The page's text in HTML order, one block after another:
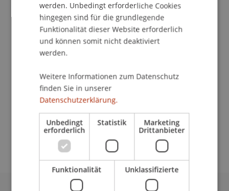
Projektmanagerin
Kommunikation und Marketing
Universität Liechtenstein
Fürst-Franz-Josef-Strasse
9490 Vaduz
Liechtenstein
gianessa.rattazzi@uni.li
werden. Unbedingt erforderliche Cookies
hingegen sind für die grundlegende
Funktionalität dieser Website erforderlich
und können somit nicht deaktiviert
werden.
Weitere Informationen zum Datenschutz
finden Sie in unserer
Datenschutzerklärung.
Unbedingt
erforderlich
Statistik Marketing
Drittanbieter
Funktionalität Unklassifizierte